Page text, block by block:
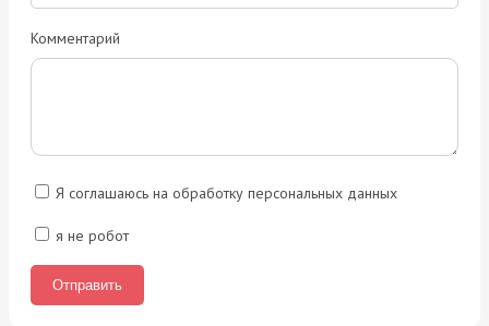
Комментарий
Я соглашаюсь на обработку персональных данных
я не робот